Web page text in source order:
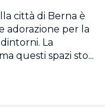
città di Berna è
adorazione per la
La
questi spazi sto...